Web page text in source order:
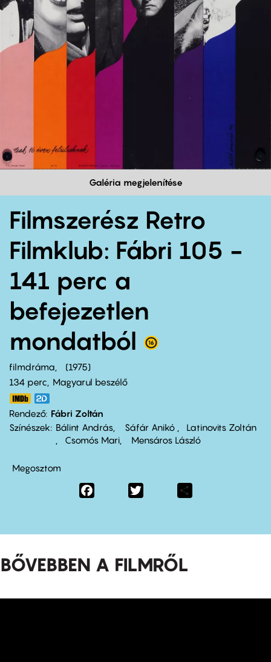
Galéria megjelenítése
Filmszerész Retro
Filmklub: Fábri 105 -
141 perc a
befejezetlen
mondatból
filmdráma
1975
134 perc,
Magyarul beszélő
Rendező Fábri Zoltán
Színészek
Bálint András Sáfár Anikó
Latinovits Zoltán
Csomós Mari
Mensáros László
Megosztom
Facebook
BŐVEBBEN A FILMRŐL